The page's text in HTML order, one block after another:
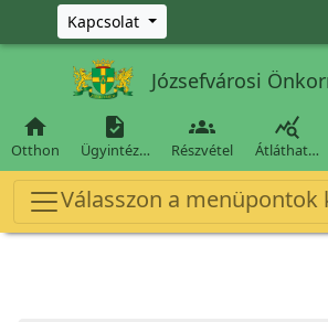
Ugrás a fő tartalomra
Kapcsolat
Józsefvárosi

Otthon

Ügyintéz…

Részvétel

Átláthat…
Válasszon a menüpontok